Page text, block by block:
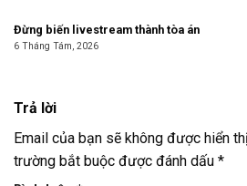
Đừng biến livestream thành tòa án
6 Tháng Tám, 2026
Trả lời
Email của bạn sẽ không được hiển
trường bắt buộc được đánh dấu *